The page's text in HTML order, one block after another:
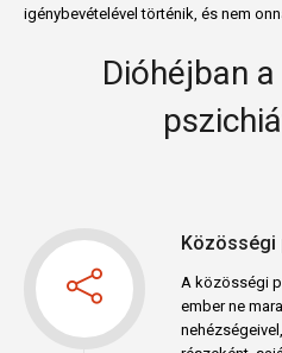
igénybevételével történik, és nem
Dióhéjban
Közösségi
A közösségi
ember ne